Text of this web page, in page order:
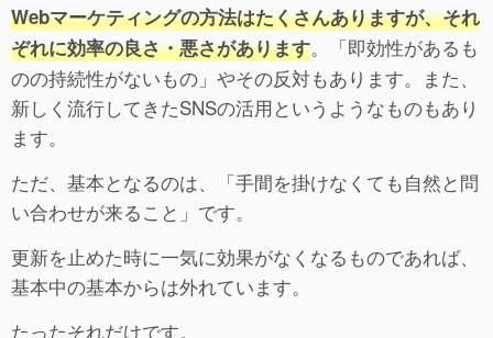
Webマーケティングの方法はたくさんありますが、それ
ぞれに効率の良さ・悪さがあります。「即効性があるも
のの持続性がないもの」やその反対もあります。また、
新しく流行してきたSNSの活用というようなものもあり
ます。
ただ、基本となるのは、「手間を掛けなくても自然と問
い合わせが来ること」です。
更新を止めた時に一気に効果がなくなるものであれば、
基本中の基本からは外れています。
たったそれだけです。